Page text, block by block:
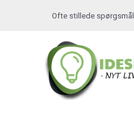
Ofte stillede spørgsmål